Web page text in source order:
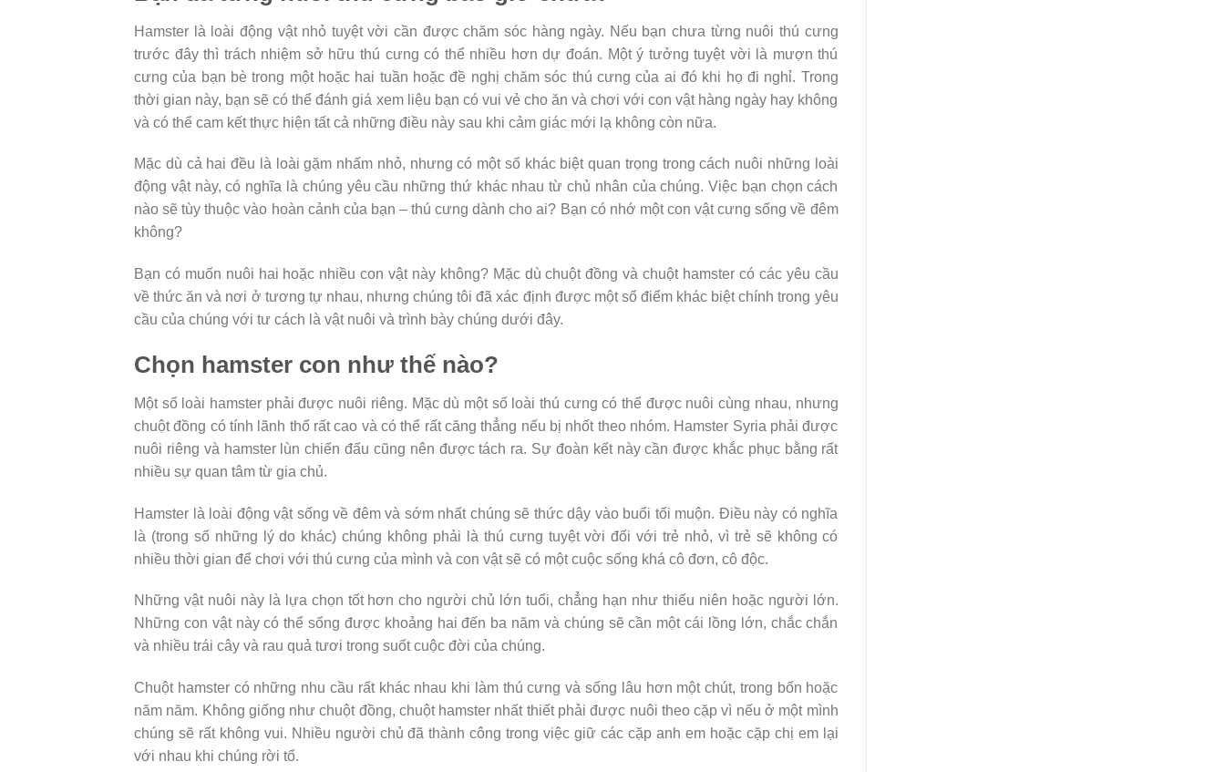
Hamster là loài động vật nhỏ tuyệt vời cần được chăm sóc hàng ngày. Nếu bạn chưa từng nuôi thú cưng
trước đây thì trách nhiệm sở hữu thú cưng có thể nhiều hơn dự đoán. Một ý tưởng tuyệt vời là mượn thú
cưng của bạn bè trong một hoặc hai tuần hoặc đề nghị chăm sóc thú cưng của ai đó khi họ đi nghỉ. Trong
thời gian này, bạn sẽ có thể đánh giá xem liệu bạn có vui vẻ cho ăn và chơi với con vật hàng ngày hay không
và có thể cam kết thực hiện tất cả những điều này sau khi cảm giác mới lạ không còn nữa.
Mặc dù cả hai đều là loài gặm nhấm nhỏ, nhưng có một số khác biệt quan trọng trong cách nuôi những loài
động vật này, có nghĩa là chúng yêu cầu những thứ khác nhau từ chủ nhân của chúng. Việc bạn chọn cách
nào sẽ tùy thuộc vào hoàn cảnh của bạn – thú cưng dành cho ai? Bạn có nhớ một con vật cưng sống về đêm
không?
Bạn có muốn nuôi hai hoặc nhiều con vật này không? Mặc dù chuột đồng và chuột hamster có các yêu cầu
về thức ăn và nơi ở tương tự nhau, nhưng chúng tôi đã xác định được một số điểm khác biệt chính trong yêu
cầu của chúng với tư cách là vật nuôi và trình bày chúng dưới đây.
Chọn hamster con như thế nào?
Một số loài hamster phải được nuôi riêng. Mặc dù một số loài thú cưng có thể được nuôi cùng nhau, nhưng
chuột đồng có tính lãnh thổ rất cao và có thể rất căng thẳng nếu bị nhốt theo nhóm. Hamster Syria phải được
nuôi riêng và hamster lùn chiến đấu cũng nên được tách ra. Sự đoàn kết này cần được khắc phục bằng rất
nhiều sự quan tâm từ gia chủ.
Hamster là loài động vật sống về đêm và sớm nhất chúng sẽ thức dậy vào buổi tối muộn. Điều này có nghĩa
là (trong số những lý do khác) chúng không phải là thú cưng tuyệt vời đối với trẻ nhỏ, vì trẻ sẽ không có
nhiều thời gian để chơi với thú cưng của mình và con vật sẽ có một cuộc sống khá cô đơn, cô độc.
Những vật nuôi này là lựa chọn tốt hơn cho người chủ lớn tuổi, chẳng hạn như thiếu niên hoặc người lớn.
Những con vật này có thể sống được khoảng hai đến ba năm và chúng sẽ cần một cái lồng lớn, chắc chắn
và nhiều trái cây và rau quả tươi trong suốt cuộc đời của chúng.
Chuột hamster có những nhu cầu rất khác nhau khi làm thú cưng và sống lâu hơn một chút, trong bốn hoặc
năm năm. Không giống như chuột đồng, chuột hamster nhất thiết phải được nuôi theo cặp vì nếu ở một mình
chúng sẽ rất không vui. Nhiều người chủ đã thành công trong việc giữ các cặp anh em hoặc cặp chị em lại
với nhau khi chúng rời tổ.